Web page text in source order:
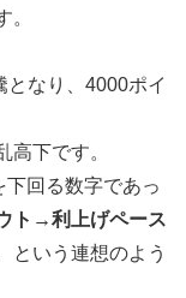
。
なり、4000ポイ
高下です。
回る数字であっ
ト→利上げペース
、という連想のよう